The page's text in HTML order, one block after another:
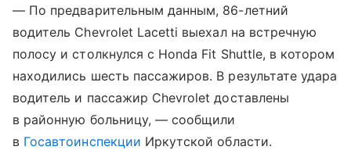
— По предварительным данным, 86-летний
водитель Chevrolet Lacetti выехал на встречную
полосу и столкнулся с Honda Fit Shuttle, в котором
находились шесть пассажиров. В результате удара
водитель и пассажир Chevrolet доставлены
в районную больницу, — сообщили
в Госавтоинспекции Иркутской области.